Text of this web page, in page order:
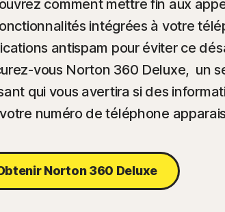
comment mettre fin aux
intégrées à votre
antispam pour éviter ce
vous Norton 360 Deluxe, un
qui vous avertira si des
numéro de téléphone
Norton 360 Deluxe